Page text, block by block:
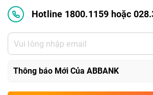
Hotline 1800.1159 hoặc